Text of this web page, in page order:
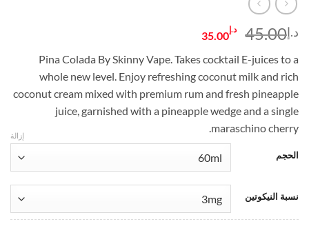
د.إ45.00 السعر
هو:
د.إ45.00.
د.إ35.00السعر
هو:
د.إ35.00.
Pina Colada By Skinny Vape. Takes cocktail E-juices to a
whole new level. Enjoy refreshing coconut milk and rich
coconut cream mixed with premium rum and fresh pineapple
juice, garnished with a pineapple wedge and a single
maraschino cherry.
الحجم
نسبة النيكوتين
إزالة